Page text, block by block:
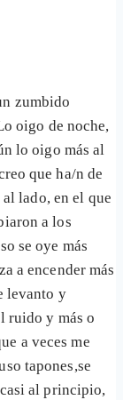
zumbido
oigo de noche,
lo oigo más al
que ha/n de
lado, en el que
a los
se oye más
a encender más
levanto y
ruido y más o
a veces me
tapones,se
al principio,